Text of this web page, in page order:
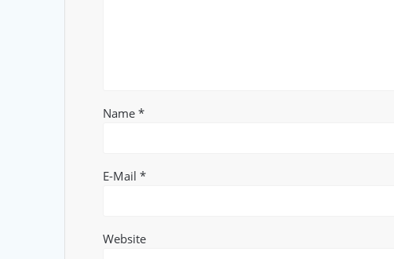
Name*
E-Mail*
Website